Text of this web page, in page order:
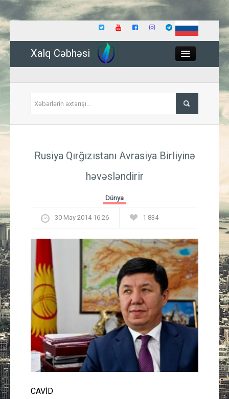
Xalq Cəbhəsi
İqtisadiyyat
Güney Azərbaycan
Mədəniyyət
Müsahibə
İdman
Layihə
Gündəm
Rusiya Qırğızıstanı Avrasiya Birliyinə
həvəsləndirir
Dünya
30 May 2014 16:26 1 834
CAVİD